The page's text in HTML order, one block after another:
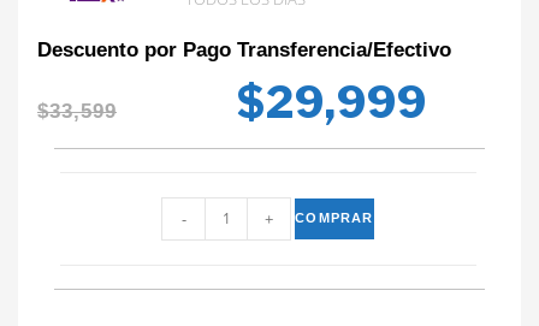
Descuento por Pago Transferencia/Efectivo
$33,599 $29,999
- + COMPRAR